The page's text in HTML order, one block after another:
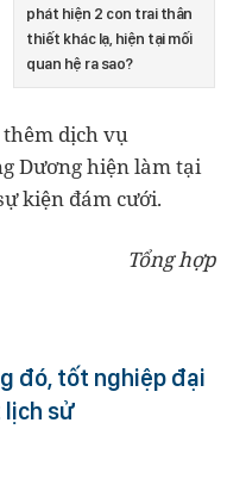
phát hiện 2 con trai thân
thiết khác lạ, hiện tại mối
quan hệ ra sao?
dịch vụ
Dương hiện làm tại
kiện đám cưới.
Tổng hợp
đó, tốt nghiệp đại
lịch sử